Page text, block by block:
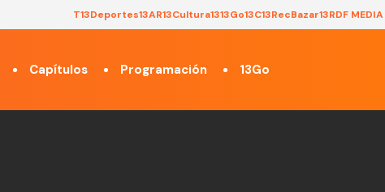
T13Deportes13AR13Cultura1313Go13C13RecBazar13RDF MEDIA
Capítulos Programación 13Go